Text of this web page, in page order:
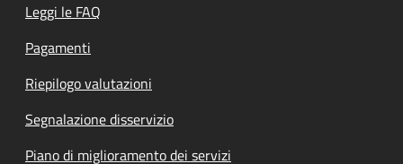
Leggi le FAQ
Pagamenti
Riepilogo valutazioni
Segnalazione disservizio
Piano di miglioramento dei servizi